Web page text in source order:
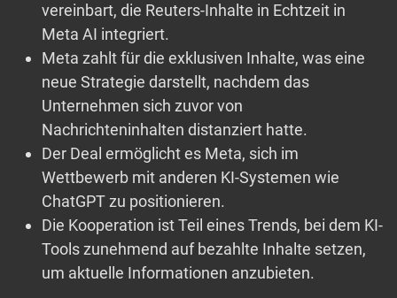
vereinbart, die Reuters-Inhalte in Echtzeit in
Meta AI integriert.
Meta zahlt für die exklusiven Inhalte, was eine
neue Strategie darstellt, nachdem das
Unternehmen sich zuvor von
Nachrichteninhalten distanziert hatte.
Der Deal ermöglicht es Meta, sich im
Wettbewerb mit anderen KI-Systemen wie
ChatGPT zu positionieren.
Die Kooperation ist Teil eines Trends, bei dem KI-
Tools zunehmend auf bezahlte Inhalte setzen,
um aktuelle Informationen anzubieten.